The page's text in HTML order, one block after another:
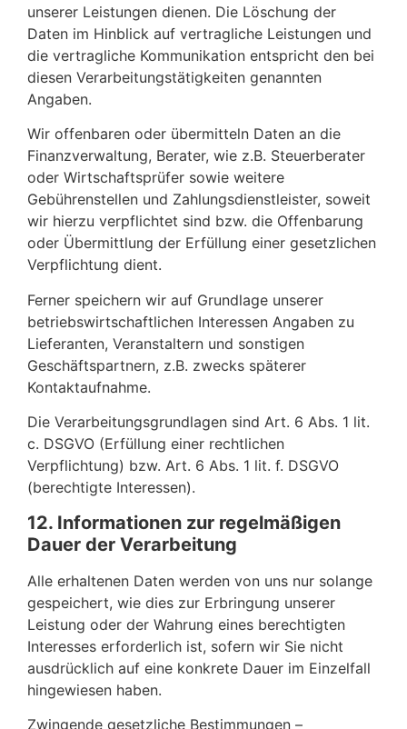
unserer Leistungen dienen. Die Löschung der
Daten im Hinblick auf vertragliche Leistungen und
die vertragliche Kommunikation entspricht den bei
diesen Verarbeitungstätigkeiten genannten
Angaben.
Wir offenbaren oder übermitteln Daten an die
Finanzverwaltung, Berater, wie z.B. Steuerberater
oder Wirtschaftsprüfer sowie weitere
Gebührenstellen und Zahlungsdienstleister, soweit
wir hierzu verpflichtet sind bzw. die Offenbarung
oder Übermittlung der Erfüllung einer gesetzlichen
Verpflichtung dient.
Ferner speichern wir auf Grundlage unserer
betriebswirtschaftlichen Interessen Angaben zu
Lieferanten, Veranstaltern und sonstigen
Geschäftspartnern, z.B. zwecks späterer
Kontaktaufnahme.
Die Verarbeitungsgrundlagen sind Art. 6 Abs. 1 lit.
c. DSGVO (Erfüllung einer rechtlichen
Verpflichtung) bzw. Art. 6 Abs. 1 lit. f. DSGVO
(berechtigte Interessen).
12. Informationen zur regelmäßigen
Dauer der Verarbeitung
Alle erhaltenen Daten werden von uns nur solange
gespeichert, wie dies zur Erbringung unserer
Leistung oder der Wahrung eines berechtigten
Interesses erforderlich ist, sofern wir Sie nicht
ausdrücklich auf eine konkrete Dauer im Einzelfall
hingewiesen haben.
Zwingende gesetzliche Bestimmungen –